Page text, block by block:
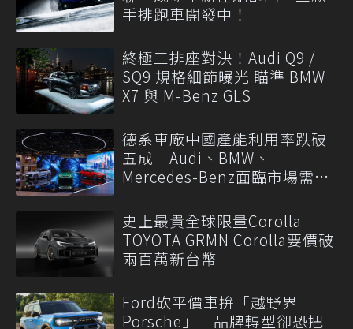
手排跑車開發中！
終極三排座對決！Audi Q9 /
SQ9 規格細節曝光 瞄準 BMW
X7 與 M-Benz GLS
德系車廠中國產能利用率跌破
五成 Audi、BMW、
Mercedes-Benz面臨市場需求
史上最貴全球限量Corolla
TOYOTA GRMN Corolla要價破
兩百萬新台幣
Ford砍平價車拚「越野界
Porsche」 品牌轉型卻恐把